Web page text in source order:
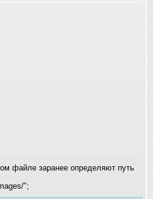
файле заранее определяют путь
";